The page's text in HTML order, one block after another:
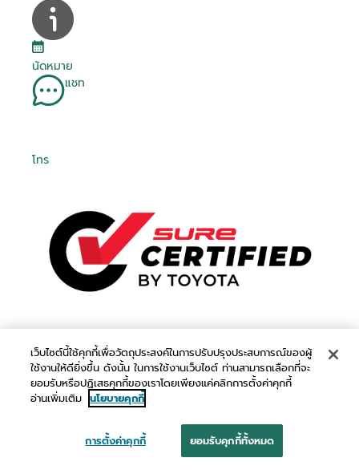
นัดหมาย
แชท
โทร
เว็บไซต์นี้ใช้คุกกี้เพื่อวัตถุประสงค์ในการปรับปรุงประสบการณ์ของผู้
ใช้งานให้ดียิ่งขึ้น ดังนั้น ในการใช้งานเว็บไซต์ ท่านสามารถเลือกที่จะ
ยอมรับหรือปฏิเสธคุกกี้ของเราโดยเพียงแค่คลิกการตั้งค่าคุกกี้
อ่านเพิ่มเติม นโยบายคุกกี้
การตั้งค่าคุกกี้ ยอมรับคุกกี้ทั้งหมด